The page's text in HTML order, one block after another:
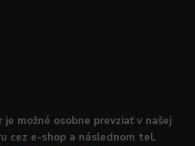
možné osobne prevziať v našej
cez e-shop a následnom tel.